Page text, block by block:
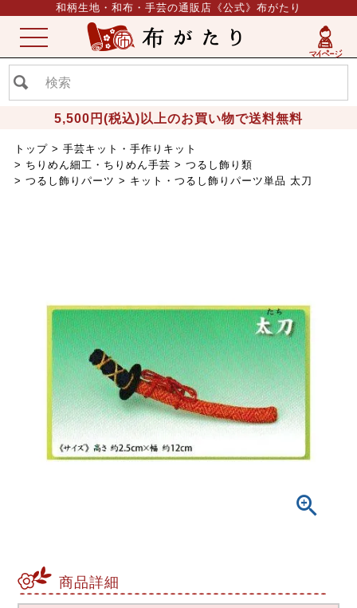
和柄生地・和布・手芸の通販店《公式》布がたり
5,500円(税込)以上のお買い物で送料無料
ME
NU
トップ
手芸キット・手作りキット
ちりめん細工・ちりめん手芸
つるし飾り類
つるし飾りパーツ
キット・つるし飾りパーツ単品 太刀
商品詳細